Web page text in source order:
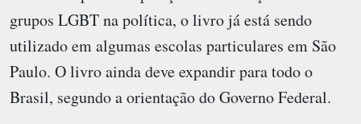
grupos LGBT na política, o livro já está sendo
utilizado em algumas escolas particulares em São
Paulo. O livro ainda deve expandir para todo o
Brasil, segundo a orientação do Governo Federal.